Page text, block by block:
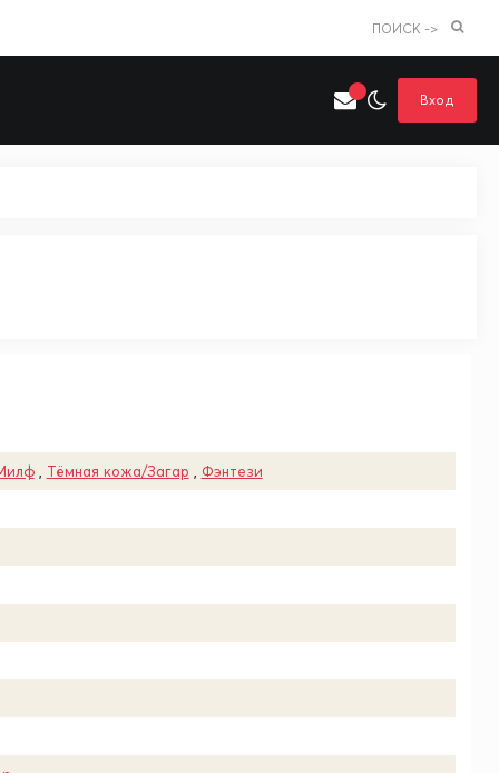
ПОИСК ->
Вход
, Тёмная кожа/Загар Фэнтези